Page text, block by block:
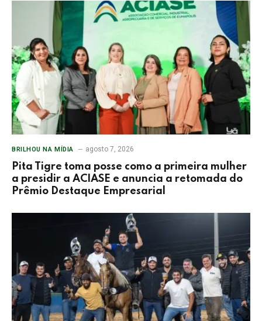
BRILHOU NA MÍDIA agosto 7, 2026
Pita Tigre toma posse como a primeira mulher
a presidir a ACIASE e anuncia a retomada do
Prêmio Destaque Empresarial